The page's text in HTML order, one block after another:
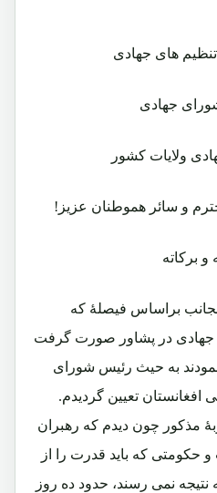
های جهادی
جهادی
ولایات کشور
و سائر هموطنان عزیز!
و برکاته
براساس فیصلۀ که
جهادی در پشاور صورت گرفت
نمودند به حیث رئیس شورای
تعیین گردیدم.
مذکور چون دیدم که رهبران
حکومتی که باید قدرت را از
نتیجه نمی رسند، حدود ده روز